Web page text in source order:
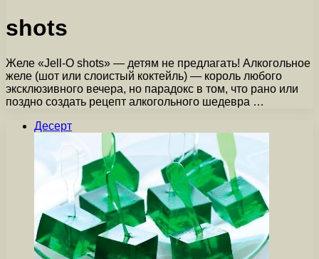
shots
Желе «Jell-O shots» — детям не предлагать! Алкогольное
желе (шот или слоистый коктейль) — король любого
эксклюзивного вечера, но парадокс в том, что рано или
поздно создать рецепт алкогольного шедевра …
Десерт